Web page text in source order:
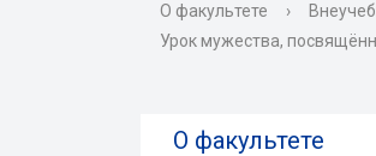
О факультете
›
Урок мужества,
О факультете